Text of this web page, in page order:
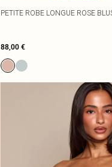
PETITE ROBE LONGUE ROSE
88,00 €